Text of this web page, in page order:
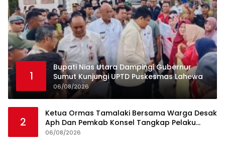
1
Bupati Nias Utara Dampingi Gubernur
Sumut Kunjungi UPTD Puskesmas Lahewa
06/08/2026
2
Ketua Ormas Tamalaki Bersama Warga Desak
Aph Dan Pemkab Konsel Tangkap Pelaku
Angkut Cangkang Sawit Overload, Truk PT KAP
06/08/2026